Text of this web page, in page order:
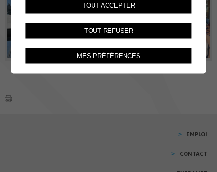
EMPLOI
CONTACT
TOUT ACCEPTER
TOUT REFUSER
MES PRÉFÉRENCES